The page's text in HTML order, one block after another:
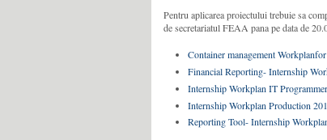
Pentru aplicarea proiectului trebuie sa
de secretariatul FEAA pana pe data de
Container management
Financial Reporting- Internship
Internship Workplan IT Programmer
Internship Workplan Production
Reporting Tool- Internship